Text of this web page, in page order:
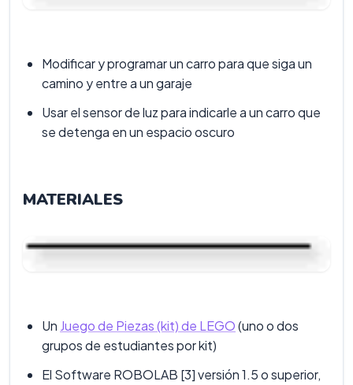
Modificar y programar un carro para que siga un
camino y entre a un garaje
Usar el sensor de luz para indicarle a un carro que
se detenga en un espacio oscuro
MATERIALES
Un Juego de Piezas (kit) de LEGO(uno o dos
grupos de estudiantes por kit)
El Software ROBOLAB [3] versión 1.5 o superior,